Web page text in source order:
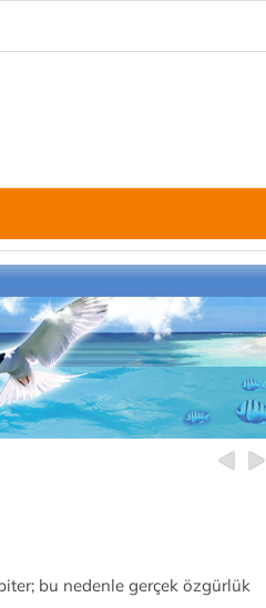
bu nedenle gerçek özgürlük